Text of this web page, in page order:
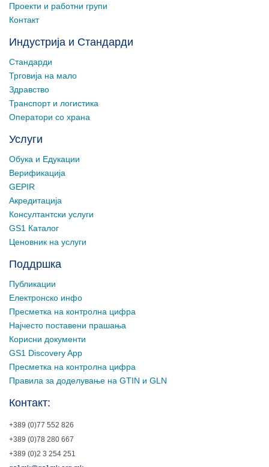
Проекти и работни групи
Контакт
Индустрија и Стандарди
Стандарди
Трговија на мало
Здравство
Транспорт и логистика
Оператори со храна
Услуги
Обука и Едукации
Верификација
GEPIR
Акредитација
Консултантски услуги
GS1 Каталог
Ценовник на услуги
Поддршка
Публикации
Електронско инфо
Пресметка на контролна цифра
Најчесто поставени прашања
Корисни документи
GS1 Discovery App
Пресметка на контролна цифра
Правила за доделување на GTIN и GLN
Контакт:
+389 (0)77 552 826
+389 (0)78 280 667
+389 (0)2 3 254 251